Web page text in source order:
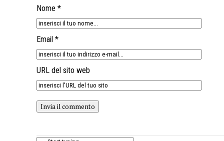
Nome *
Email *
URL del sito web